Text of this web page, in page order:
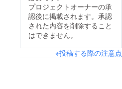
プロジェクトオーナーの承
認後に掲載されます。承認
された内容を削除すること
はできません。
※投稿する際の注意点